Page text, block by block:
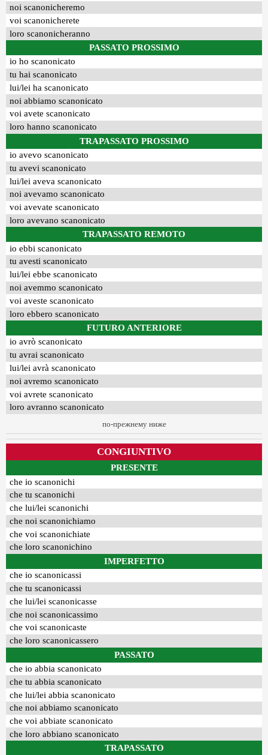
noi scanonicheremo
voi scanonicherete
loro scanonicheranno
PASSATO PROSSIMO
io ho scanonicato
tu hai scanonicato
lui/lei ha scanonicato
noi abbiamo scanonicato
voi avete scanonicato
loro hanno scanonicato
TRAPASSATO PROSSIMO
io avevo scanonicato
tu avevi scanonicato
lui/lei aveva scanonicato
noi avevamo scanonicato
voi avevate scanonicato
loro avevano scanonicato
TRAPASSATO REMOTO
io ebbi scanonicato
tu avesti scanonicato
lui/lei ebbe scanonicato
noi avemmo scanonicato
voi aveste scanonicato
loro ebbero scanonicato
FUTURO ANTERIORE
io avrò scanonicato
tu avrai scanonicato
lui/lei avrà scanonicato
noi avremo scanonicato
voi avrete scanonicato
loro avranno scanonicato
по-прежнему ниже
CONGIUNTIVO
PRESENTE
che io scanonichi
che tu scanonichi
che lui/lei scanonichi
che noi scanonichiamo
che voi scanonichiate
che loro scanonichino
IMPERFETTO
che io scanonicassi
che tu scanonicassi
che lui/lei scanonicasse
che noi scanonicassimo
che voi scanonicaste
che loro scanonicassero
PASSATO
che io abbia scanonicato
che tu abbia scanonicato
che lui/lei abbia scanonicato
che noi abbiamo scanonicato
che voi abbiate scanonicato
che loro abbiano scanonicato
TRAPASSATO